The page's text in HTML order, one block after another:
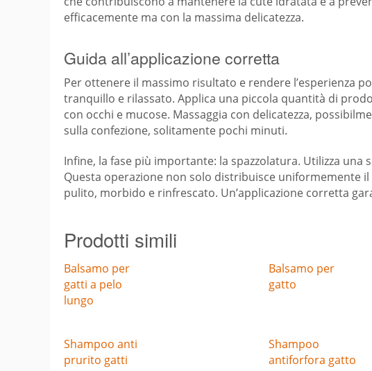
efficacemente ma con la massima delicatezza.
Guida all’applicazione corretta
Per ottenere il massimo risultato e rendere l’esperienza
tranquillo e rilassato. Applica una piccola quantità di
con occhi e mucose. Massaggia con delicatezza,
sulla confezione, solitamente pochi minuti.
Infine, la fase più importante: la spazzolatura. Utilizza
Questa operazione non solo distribuisce uniformemente
pulito, morbido e rinfrescato. Un’applicazione corretta
Prodotti simili
Balsamo per
gatti a pelo
lungo
Balsamo per
gatto
Shampoo anti
prurito gatti
Shampoo
antiforfora gatto